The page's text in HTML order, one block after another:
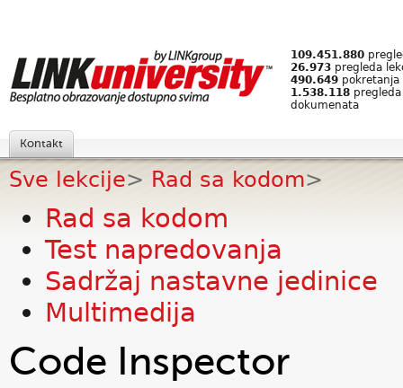
109.451.880
26.973 pregleda
490.649 pokretanja
1.538.118
dokumenata
Kontakt
Sve lekcije> Rad sa kodom>
Rad sa kodom
Test napredovanja
Sadržaj nastavne jedinice
Multimedija
Code Inspector